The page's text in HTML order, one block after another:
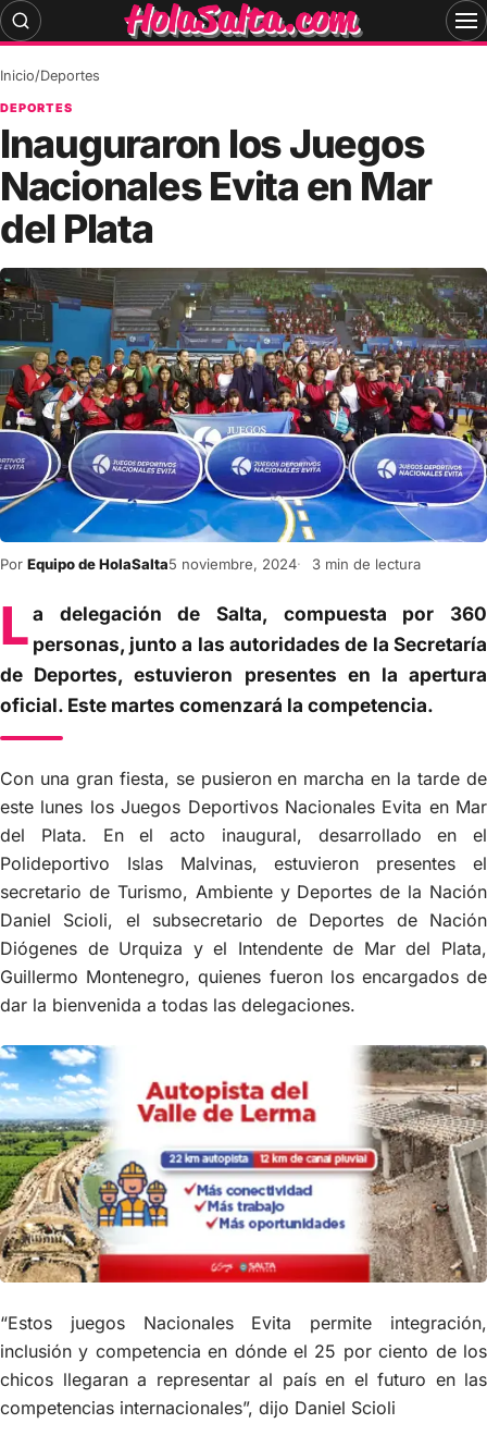
Skip
to
Inicio/Deportes
DEPORTES
Inauguraron los Juegos
Nacionales Evita en Mar
del Plata
Por Equipo de HolaSalta5 noviembre, 2024 3 min de lectura
La delegación de Salta, compuesta por 360
personas, junto a las autoridades de la Secretaría
de Deportes, estuvieron presentes en la apertura
oficial. Este martes comenzará la competencia.
Con una gran fiesta, se pusieron en marcha en la tarde de
este lunes los Juegos Deportivos Nacionales Evita en Mar
del Plata. En el acto inaugural, desarrollado en el
Polideportivo Islas Malvinas, estuvieron presentes el
secretario de Turismo, Ambiente y Deportes de la Nación
Daniel Scioli, el subsecretario de Deportes de Nación
Diógenes de Urquiza y el Intendente de Mar del Plata,
Guillermo Montenegro, quienes fueron los encargados de
dar la bienvenida a todas las delegaciones.
“Estos juegos Nacionales Evita permite integración,
inclusión y competencia en dónde el 25 por ciento de los
chicos llegaran a representar al país en el futuro en las
competencias internacionales”, dijo Daniel Scioli